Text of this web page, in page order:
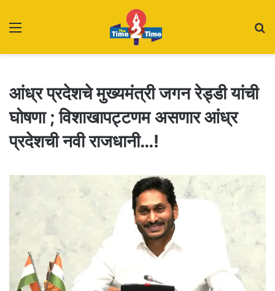
आंध्र प्रदेशचे मुख्यमंत्री जगन रेड्डी यांची
घोषणा ; विशाखापट्टणम असणार आंध्र
प्रदेशची नवी राजधानी…!